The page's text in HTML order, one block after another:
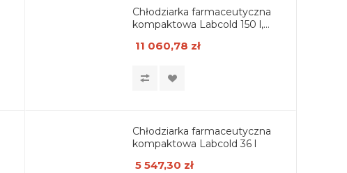
Chłodziarka farmaceutyczna
kompaktowa Labcold 150 l,
11 060,78 zł
Chłodziarka farmaceutyczna
kompaktowa Labcold 36 l
5 547,30 zł